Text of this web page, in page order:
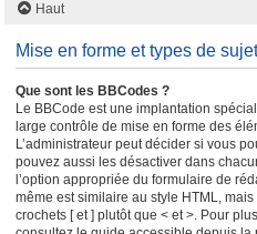
Haut
Mise en forme et types de
Que sont les BBCodes ?
Le BBCode est une implantation
large contrôle de mise en forme des
L’administrateur peut décider si vous
pouvez aussi les désactiver dans
l’option appropriée du formulaire de
même est similaire au style HTML,
crochets [ et ] plutôt que < et >. Pour